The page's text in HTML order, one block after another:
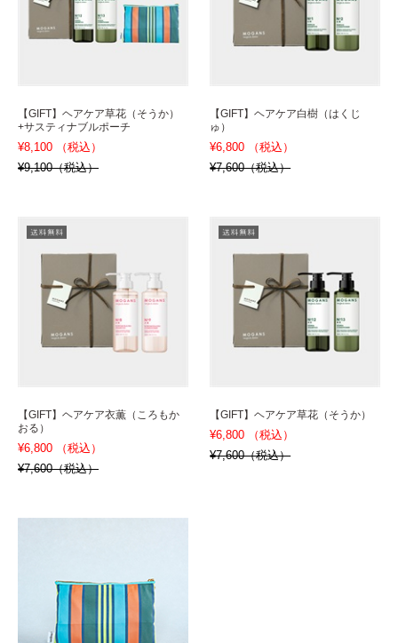
【GIFT】ヘアケア草花（そうか）
+サスティナブルポーチ
¥8,100 （税込）
¥9,100（税込）
【GIFT】ヘアケア白樹（はくじ
ゅ）
¥6,800 （税込）
¥7,600（税込）
【GIFT】ヘアケア衣薫（ころもか
おる）
¥6,800 （税込）
¥7,600（税込）
【GIFT】ヘアケア草花（そうか）
¥6,800 （税込）
¥7,600（税込）